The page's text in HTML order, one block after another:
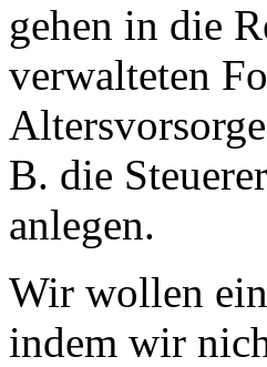
gehen in die
verwalteten
B. die
anlegen.
Wir wollen
indem wir